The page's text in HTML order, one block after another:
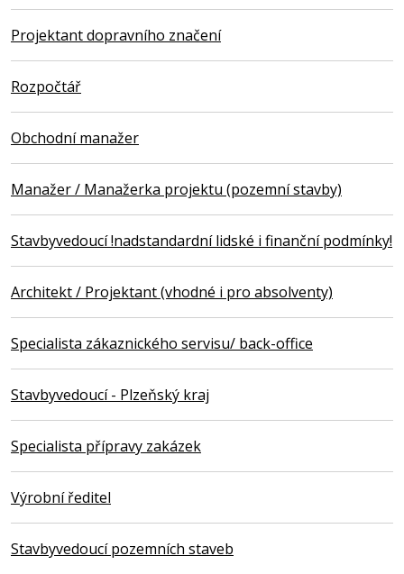
Projektant dopravního značení
Rozpočtář
Obchodní manažer
Manažer / Manažerka projektu (pozemní stavby)
Stavbyvedoucí !nadstandardní lidské i finanční podmínky!
Architekt / Projektant (vhodné i pro absolventy)
Specialista zákaznického servisu/ back-office
Stavbyvedoucí - Plzeňský kraj
Specialista přípravy zakázek
Výrobní ředitel
Stavbyvedoucí pozemních staveb